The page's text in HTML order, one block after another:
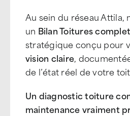
Au sein du réseau Attila,
un Bilan Toitures complet
stratégique conçu pour
vision claire,
de l’état réel de votre
Un diagnostic toiture
maintenance vraiment